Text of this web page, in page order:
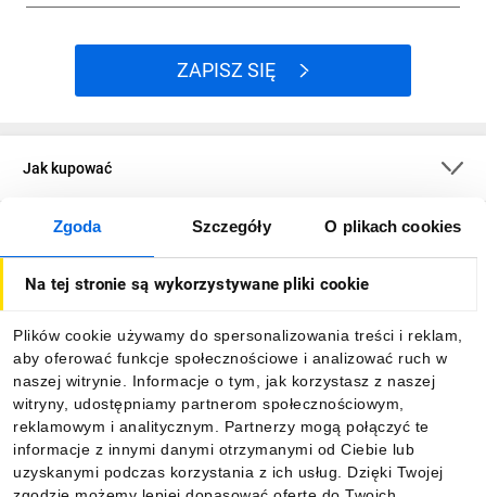
Zgoda Szczegóły O plikach cookies
Na tej stronie są wykorzystywane pliki cookie
Plików cookie używamy do spersonalizowania treści i reklam,
aby oferować funkcje społecznościowe i analizować ruch w
naszej witrynie. Informacje o tym, jak korzystasz z naszej
witryny, udostępniamy partnerom społecznościowym,
reklamowym i analitycznym. Partnerzy mogą połączyć te
informacje z innymi danymi otrzymanymi od Ciebie lub
uzyskanymi podczas korzystania z ich usług. Dzięki Twojej
ZAPISZ SIĘ
Jak kupować
O firmie
Informacje
Pobierz naszą aplikację mobilną: